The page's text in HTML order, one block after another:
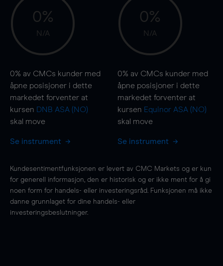
0%
N/A
0% av CMCs kunder med
åpne posisjoner i dette
markedet forventer at
kursen DNB ASA (NO)
skal move
Se instrument
0%
N/A
0% av CMCs kunder med
åpne posisjoner i dette
markedet forventer at
kursen Equinor ASA (NO)
skal move
Se instrument
Kundesentimentfunksjonen er levert av CMC Markets og er kun
for generell informasjon, den er historisk og er ikke ment for å gi
noen form for handels- eller investeringsråd. Funksjonen må ikke
danne grunnlaget for dine handels- eller
investeringsbeslutninger.